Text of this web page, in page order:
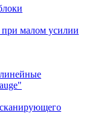
малом усилии